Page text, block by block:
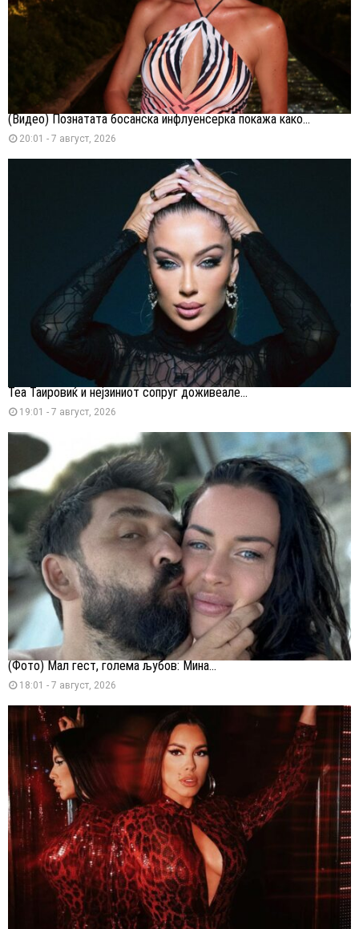
(Видео) Познатата босанска инфлуенсерка покажа како...
20:01 - 7 август, 2026
Теа Таировиќ и нејзиниот сопруг доживеале...
19:01 - 7 август, 2026
(Фото) Мал гест, голема љубов: Мина...
18:01 - 7 август, 2026